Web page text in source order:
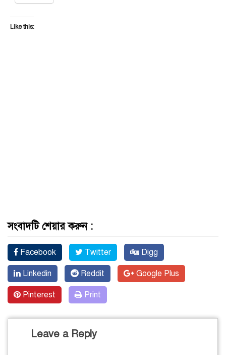
Like this:
সংবাদটি শেয়ার করুন :
Facebook Twitter Digg
Linkedin Reddit Google Plus
Pinterest Print
Leave a Reply